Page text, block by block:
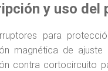
y uso del
para
magnética de ajuste
contra cortocircuito